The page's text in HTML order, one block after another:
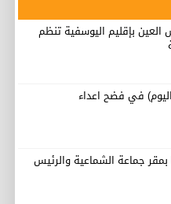
العين بإقليم اليوسفية تنظم
في فضح اعداء
بمقر جماعة الشماعية والرئيس